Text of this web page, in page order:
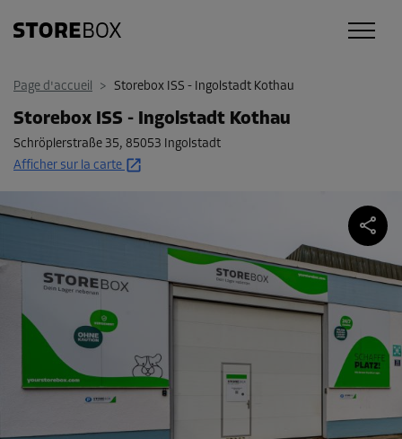
Page d'accueil > Storebox ISS - Ingolstadt Kothau
Storebox ISS - Ingolstadt Kothau
Schröplerstraße 35, 85053 Ingolstadt
Afficher sur la carte